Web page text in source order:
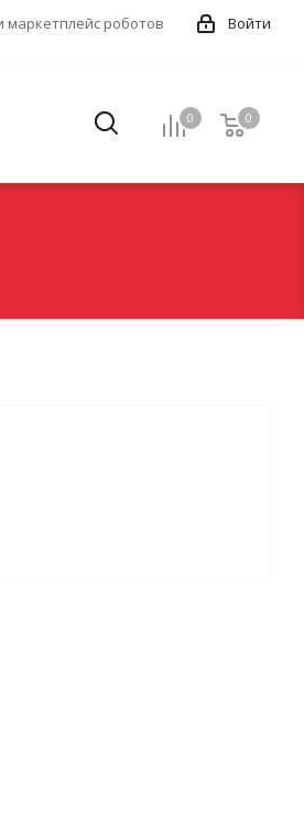
Войти
маркетплейс роботов
0 0
0